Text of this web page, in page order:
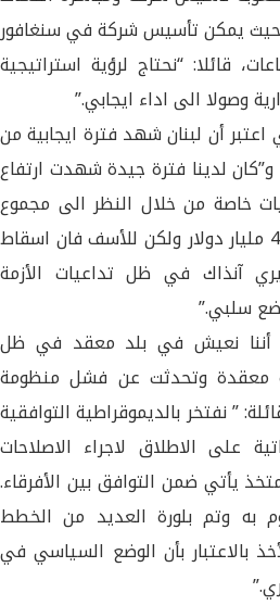
حيث يمكن تأسيس شركة في سنغافور
قائلا: “نحتاج لرؤية استراتيجية
وصولا الى اداء ايجابي.”
أن لبنان شهد فترة ايجابية من
العام 2007 الى العام 2010 و”كان لدينا فترة جيدة شهدت ارتفاع
خاصة من خلال النظر الى مجموع
الموجودات التي بلغت نحو 44 مليار دولار ولكن للأسف فان اسقاط
آنذاك في ظل تداعيات الأزمة
سلبي.”
أننا نعيش في بلد معقد في ظل
معقدة وتحدثت عن فشل منظومة
” نفتخر بالديموقراطية التوافقية
على الاطلاق لاجراء الاصلاحات
يأتي ضمن التوافق بين الأفرقاء.
به وتم بلورة العديد من الخطط
بالاعتبار بأن الوضع السياسي في